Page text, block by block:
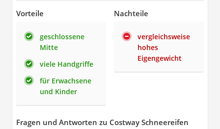
Vorteile
geschlossene
Mitte
viele Handgriffe
für Erwachsene
und Kinder
Nachteile
vergleichsweise
hohes
Eigengewicht
Fragen und Antworten zu Costway Schneereifen